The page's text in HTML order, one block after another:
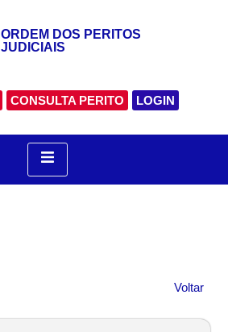
ORDEM DOS PERITOS
JUDICIAIS
CONSULTA PERITO LOGIN
Voltar